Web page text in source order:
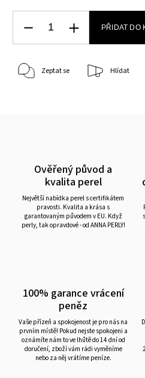
PŘIDAT DO
Zeptat se Hlídat
Ověřený původ a
kvalita perel
Největší nabídka perel s certifikátem
pravosti. Kvalita a krása s
garantovaným původem v EU. Když
perly, tak opravdové - od ANNA PERLY!
100% garance vrácení
peněz
Vaše přízeň a spokojenost je pro nás na
prvním místě! Pokud nejste spokojeni a
oznámíte nám to ve lhůtě do 14 dní od
doručení, zboží vám rádi vyměníme
nebo za něj vrátíme peníze.